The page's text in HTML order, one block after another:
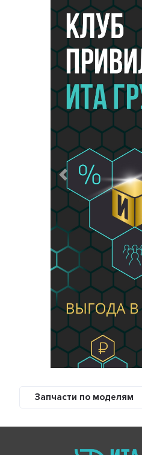
Предыдущий
Запчасти по моделям